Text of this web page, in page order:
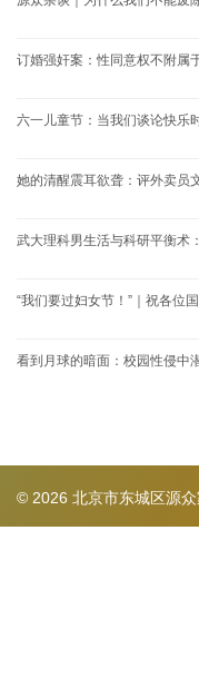
订婚强奸案：性同意权不附属
六一儿童节：当我们谈论快乐
她的清醒震耳欲聋：评外卖员
武大理科男生活与科研平衡术
“我们要过妇女节！”｜祝各位
看到月球的暗面：校园性侵中
© 2026 北京市东城区源